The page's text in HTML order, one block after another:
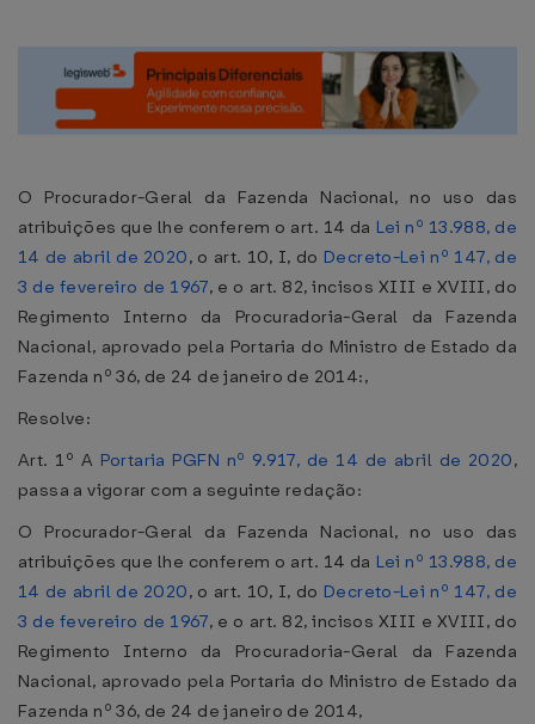
O Procurador-Geral da Fazenda Nacional, no uso das
atribuições que lhe conferem o art. 14 da Lei nº 13.988, de
14 de abril de 2020, o art. 10, I, do Decreto-Lei nº 147, de
3 de fevereiro de 1967, e o art. 82, incisos XIII e XVIII, do
Regimento Interno da Procuradoria-Geral da Fazenda
Nacional, aprovado pela Portaria do Ministro de Estado da
Fazenda nº 36, de 24 de janeiro de 2014:,
Resolve:
Art. 1º A Portaria PGFN nº 9.917, de 14 de abril de 2020,
passa a vigorar com a seguinte redação:
O Procurador-Geral da Fazenda Nacional, no uso das
atribuições que lhe conferem o art. 14 da Lei nº 13.988, de
14 de abril de 2020, o art. 10, I, do Decreto-Lei nº 147, de
3 de fevereiro de 1967, e o art. 82, incisos XIII e XVIII, do
Regimento Interno da Procuradoria-Geral da Fazenda
Nacional, aprovado pela Portaria do Ministro de Estado da
Fazenda nº 36, de 24 de janeiro de 2014,